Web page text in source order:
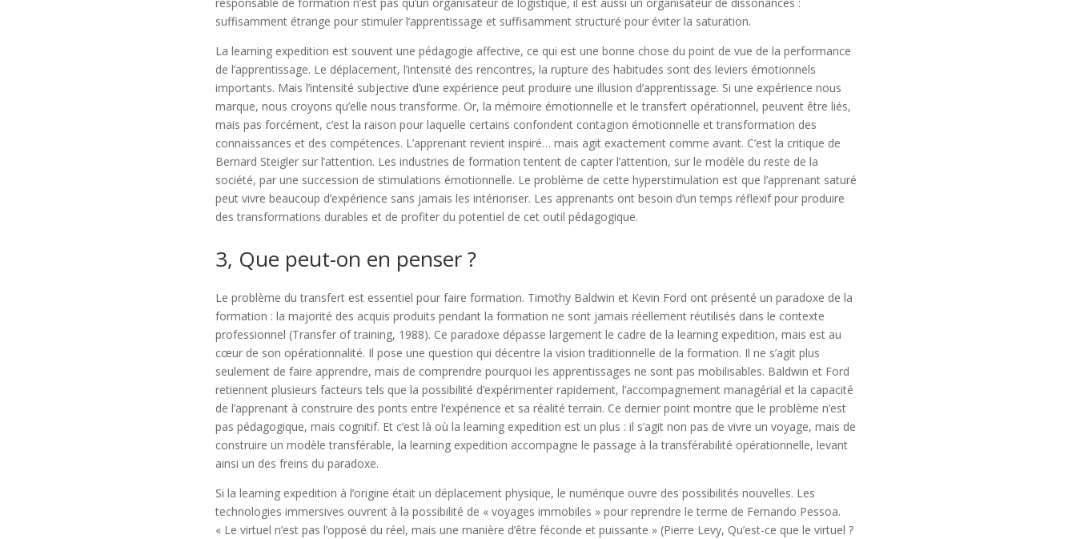
suffisamment étrange pour stimuler l’apprentissage et suffisamment structuré pour éviter la saturation.
La learning expedition est souvent une pédagogie affective, ce qui est une bonne chose du point de vue de la performance
de l’apprentissage. Le déplacement, l’intensité des rencontres, la rupture des habitudes sont des leviers émotionnels
importants. Mais l’intensité subjective d’une expérience peut produire une illusion d’apprentissage. Si une expérience nous
marque, nous croyons qu’elle nous transforme. Or, la mémoire émotionnelle et le transfert opérationnel, peuvent être liés,
mais pas forcément, c’est la raison pour laquelle certains confondent contagion émotionnelle et transformation des
connaissances et des compétences. L’apprenant revient inspiré… mais agit exactement comme avant. C’est la critique de
Bernard Steigler sur l’attention. Les industries de formation tentent de capter l’attention, sur le modèle du reste de la
société, par une succession de stimulations émotionnelle. Le problème de cette hyperstimulation est que l’apprenant saturé
peut vivre beaucoup d’expérience sans jamais les intérioriser. Les apprenants ont besoin d’un temps réflexif pour produire
des transformations durables et de profiter du potentiel de cet outil pédagogique.
3, Que peut-on en penser ?
Le problème du transfert est essentiel pour faire formation. Timothy Baldwin et Kevin Ford ont présenté un paradoxe de la
formation : la majorité des acquis produits pendant la formation ne sont jamais réellement réutilisés dans le contexte
professionnel (Transfer of training, 1988). Ce paradoxe dépasse largement le cadre de la learning expedition, mais est au
cœur de son opérationnalité. Il pose une question qui décentre la vision traditionnelle de la formation. Il ne s’agit plus
seulement de faire apprendre, mais de comprendre pourquoi les apprentissages ne sont pas mobilisables. Baldwin et Ford
retiennent plusieurs facteurs tels que la possibilité d’expérimenter rapidement, l’accompagnement managérial et la capacité
de l’apprenant à construire des ponts entre l’expérience et sa réalité terrain. Ce dernier point montre que le problème n’est
pas pédagogique, mais cognitif. Et c’est là où la learning expedition est un plus : il s’agit non pas de vivre un voyage, mais de
construire un modèle transférable, la learning expedition accompagne le passage à la transférabilité opérationnelle, levant
ainsi un des freins du paradoxe.
Si la learning expedition à l’origine était un déplacement physique, le numérique ouvre des possibilités nouvelles. Les
technologies immersives ouvrent à la possibilité de « voyages immobiles » pour reprendre le terme de Fernando Pessoa.
« Le virtuel n’est pas l’opposé du réel, mais une manière d’être féconde et puissante » (Pierre Levy, Qu’est-ce que le virtuel ?